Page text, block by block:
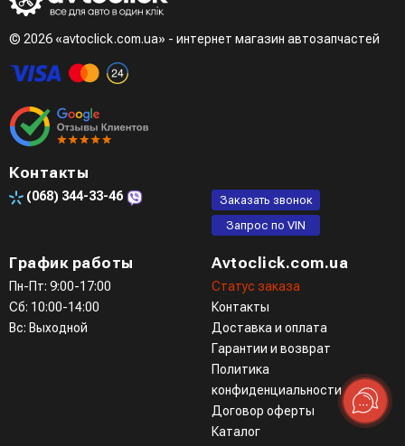
при разговоре с менеджером
Четвертый вариант - заказать через доступные
мессенджеры (viber, telegram)
© 2026 «avtoclick.com.ua» - интернет магазин автозапчастей
Контакты
(068) 344-33-46
Заказать звонок
Запрос по VIN
График работы
Пн-Пт: 9:00-17:00
Сб: 10:00-14:00
Вс: Выходной
Avtoclick.com.ua
Статус заказа
Контакты
Доставка и оплата
Гарантии и возврат
Политика
конфиденциальности
Договор оферты
Каталог